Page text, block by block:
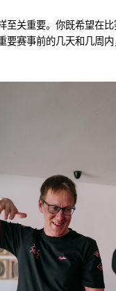
至关重要。你既希望在
要赛事前的几天和几周